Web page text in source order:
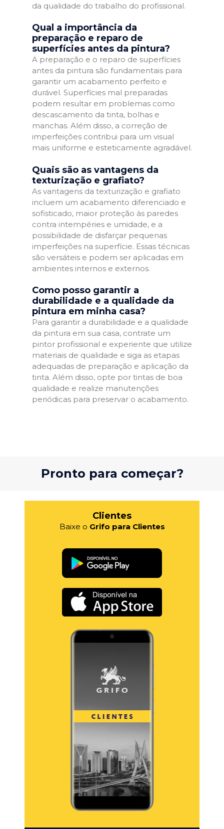
da qualidade do trabalho do profissional.
Qual a importância da
preparação e reparo de
superfícies antes da pintura?
A preparação e o reparo de superfícies
antes da pintura são fundamentais para
garantir um acabamento perfeito e
durável. Superfícies mal preparadas
podem resultar em problemas como
descascamento da tinta, bolhas e
manchas. Além disso, a correção de
imperfeições contribui para um visual
mais uniforme e esteticamente agradável.
Quais são as vantagens da
texturização e grafiato?
As vantagens da texturização e grafiato
incluem um acabamento diferenciado e
sofisticado, maior proteção às paredes
contra intempéries e umidade, e a
possibilidade de disfarçar pequenas
imperfeições na superfície. Essas técnicas
são versáteis e podem ser aplicadas em
ambientes internos e externos.
Como posso garantir a
durabilidade e a qualidade da
pintura em minha casa?
Para garantir a durabilidade e a qualidade
da pintura em sua casa, contrate um
pintor profissional e experiente que utilize
materiais de qualidade e siga as etapas
adequadas de preparação e aplicação da
tinta. Além disso, opte por tintas de boa
qualidade e realize manutenções
periódicas para preservar o acabamento.
Pronto para começar?
Clientes
Baixe o Grifo para Clientes